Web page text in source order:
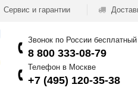
Сервис и гарантии
Звонок по России бесплатный
8 800 333-08-79
Телефон в Москве
+7 (495) 120-35-38